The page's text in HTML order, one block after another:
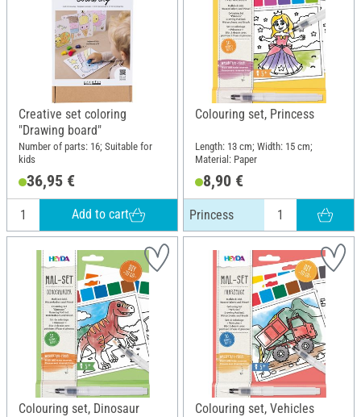
Creative set coloring
"Drawing board"
Number of parts: 16; Suitable for
kids
36,95 €
Add to cart
Colouring set, Princess
Length: 13 cm; Width: 15 cm;
Material: Paper
8,90 €
Princess
Colouring set, Dinosaur Colouring set, Vehicles